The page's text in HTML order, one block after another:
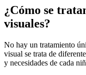
¿Cómo se
visuales?
No hay un tratamiento
visual se trata de
y necesidades de cada